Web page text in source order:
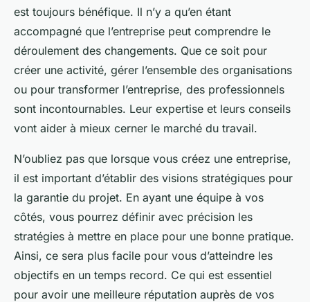
est toujours bénéfique. Il n’y a qu’en étant
accompagné que l’entreprise peut comprendre le
déroulement des changements. Que ce soit pour
créer une activité, gérer l’ensemble des organisations
ou pour transformer l’entreprise, des professionnels
sont incontournables. Leur expertise et leurs conseils
vont aider à mieux cerner le marché du travail.
N’oubliez pas que lorsque vous créez une entreprise,
il est important d’établir des visions stratégiques pour
la garantie du projet. En ayant une équipe à vos
côtés, vous pourrez définir avec précision les
stratégies à mettre en place pour une bonne pratique.
Ainsi, ce sera plus facile pour vous d’atteindre les
objectifs en un temps record. Ce qui est essentiel
pour avoir une meilleure réputation auprès de vos